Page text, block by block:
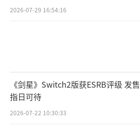
2026-07-29 16:54:16
《剑星》Switch2版获ESRB评级 发售
指日可待
2026-07-22 10:30:33